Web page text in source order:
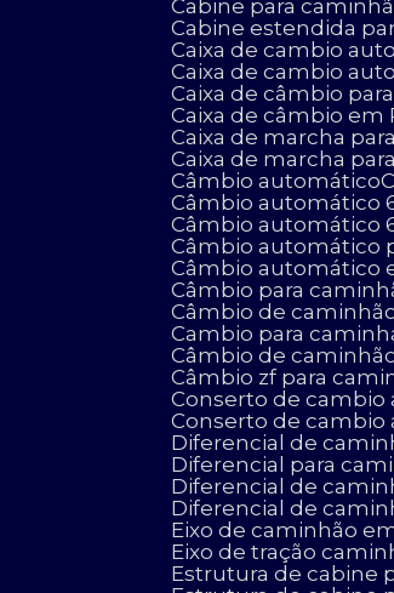
Cabine para
Cabine estendida
Caixa de cambio
Caixa de cambio
Caixa de câmbio
Caixa de câmbio
Caixa de marcha
Caixa de marcha
Câmbio automático
Câmbio
Câmbio
Câmbio automático
Câmbio automático
Câmbio para
Câmbio de
Cambio para
Câmbio de
Câmbio zf para
Conserto de
Conserto de
Diferencial de
Diferencial para
Diferencial de
Diferencial de
Eixo de caminhão
Eixo de tração
Estrutura de cabine